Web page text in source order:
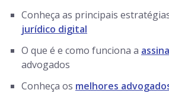
Conheça as principais
jurídico digital
O que é e como funciona a
advogados
Conheça os melhores